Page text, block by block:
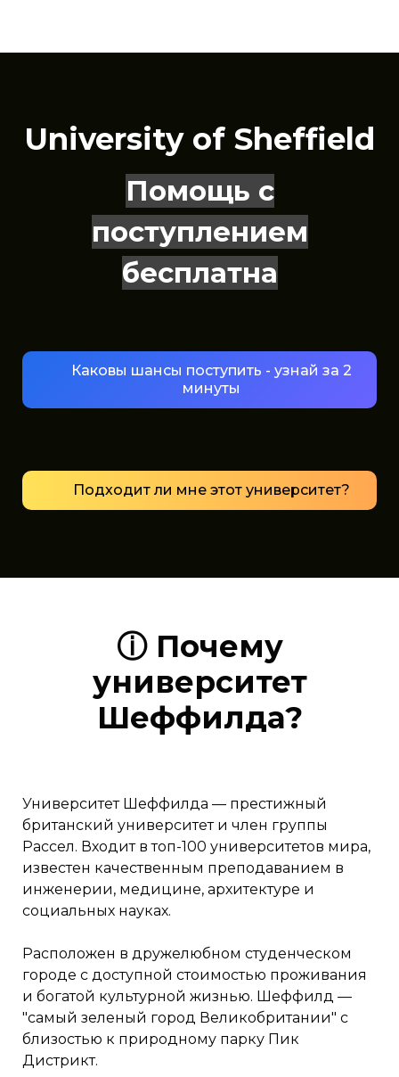
University of Sheffield
Помощь с
поступлением
бесплатна
Каковы шансы поступить - узнай за 2
минуты
Подходит ли мне этот университет?
ⓘ Почему
университет
Шеффилда?
Университет Шеффилда — престижный
британский университет и член группы
Рассел. Входит в топ-100 университетов мира,
известен качественным преподаванием в
инженерии, медицине, архитектуре и
социальных науках.
Расположен в дружелюбном студенческом
городе с доступной стоимостью проживания
и богатой культурной жизнью. Шеффилд —
"самый зеленый город Великобритании" с
близостью к природному парку Пик
Дистрикт.